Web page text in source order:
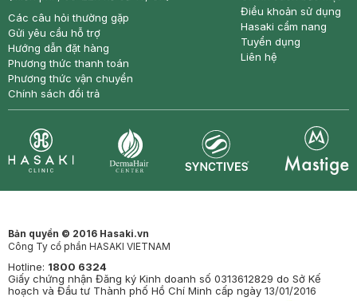
Các câu hỏi thường gặp
Gửi yêu cầu hỗ trợ
Hướng dẫn đặt hàng
Phương thức thanh toán
Phương thức vận chuyển
Chính sách đổi trả
Điều khoản sử dụng
Hasaki cẩm nang
Tuyển dụng
Liên hệ
Bản quyền © 2016 Hasaki.vn
Công Ty cổ phần HASAKI VIETNAM
Hotline: 1800 6324
Giấy chứng nhận Đăng ký Kinh doanh số 0313612829 do Sở Kế
hoạch và Đầu tư Thành phố Hồ Chí Minh cấp ngày 13/01/2016